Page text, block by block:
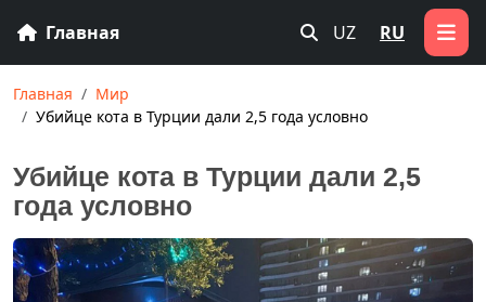
Главная UZ RU
Главная
Мир
Убийце кота в Турции дали 2,5 года условно
Убийце кота в Турции дали 2,5
года условно